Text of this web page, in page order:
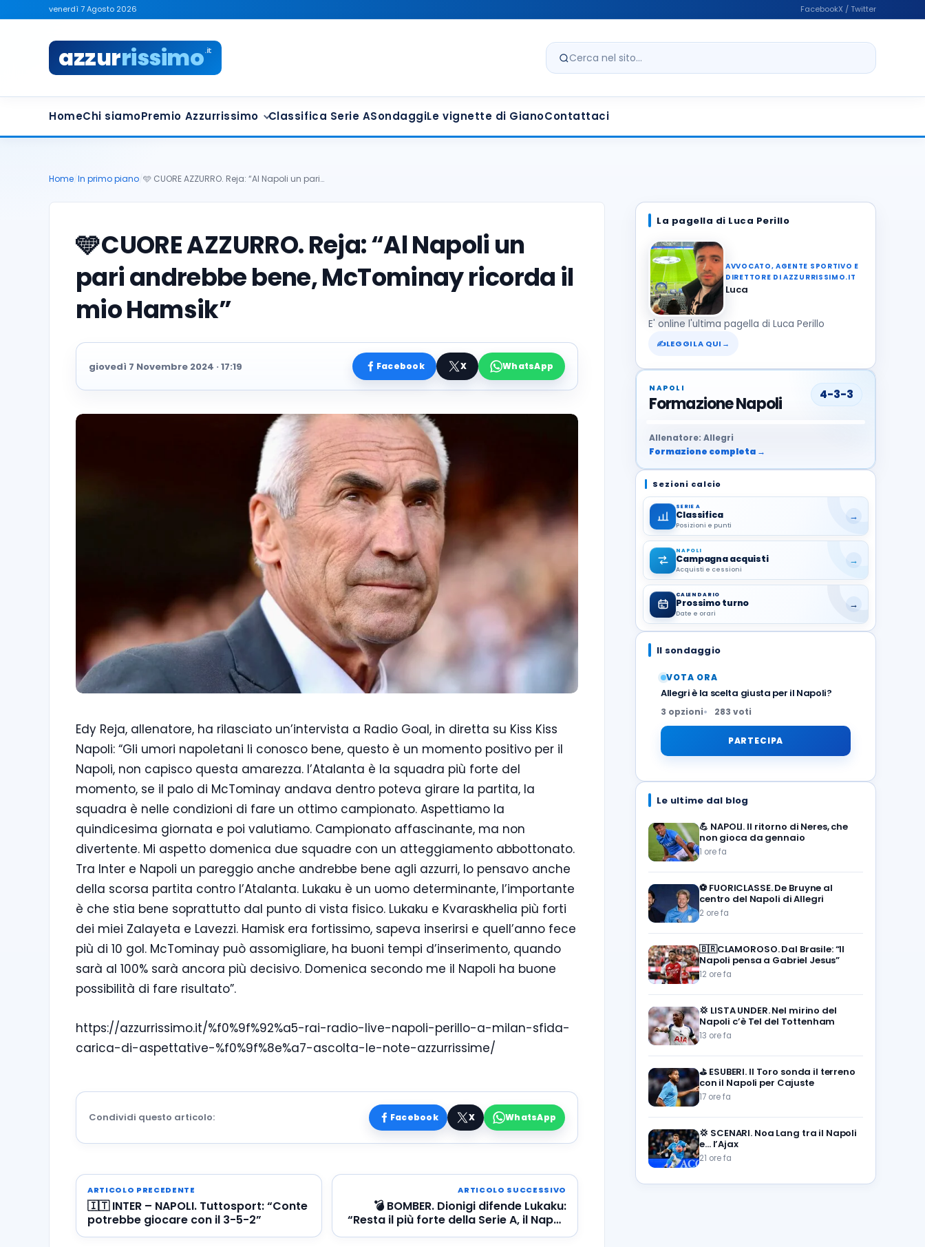
venerdì 7 Agosto 2026 FacebookX / Twitter
azzurrissimo.it
Cerca nel sito
HomeChi siamoPremio Azzurrissimo Classifica Serie ASondaggiLe vignette di GianoContattaci
Home In primo piano 🩵 CUORE AZZURRO. Reja: “Al Napoli un pari…
🩵CUORE AZZURRO. Reja: “Al Napoli un
pari andrebbe bene, McTominay ricorda il
mio Hamsik”
giovedì 7 Novembre 2024 · 17:19 Facebook X WhatsApp
Edy Reja, allenatore, ha rilasciato un’intervista a Radio Goal, in diretta su Kiss Kiss
Napoli: “Gli umori napoletani li conosco bene, questo è un momento positivo per il
Napoli, non capisco questa amarezza. l’Atalanta è la squadra più forte del
momento, se il palo di McTominay andava dentro poteva girare la partita, la
squadra è nelle condizioni di fare un ottimo campionato. Aspettiamo la
quindicesima giornata e poi valutiamo. Campionato affascinante, ma non
divertente. Mi aspetto domenica due squadre con un atteggiamento abbottonato.
Tra Inter e Napoli un pareggio anche andrebbe bene agli azzurri, lo pensavo anche
della scorsa partita contro l’Atalanta. Lukaku è un uomo determinante, l’importante
è che stia bene soprattutto dal punto di vista fisico. Lukaku e Kvaraskhelia più forti
dei miei Zalayeta e Lavezzi. Hamisk era fortissimo, sapeva inserirsi e quell’anno fece
più di 10 gol. McTominay può assomigliare, ha buoni tempi d’inserimento, quando
sarà al 100% sarà ancora più decisivo. Domenica secondo me il Napoli ha buone
possibilità di fare risultato”.
https://azzurrissimo.it/%f0%9f%92%a5-rai-radio-live-napoli-perillo-a-milan-sfida-
carica-di-aspettative-%f0%9f%8e%a7-ascolta-le-note-azzurrissime/
Condividi questo articolo: Facebook X WhatsApp
ARTICOLO PRECEDENTE
🇮🇹 INTER – NAPOLI. Tuttosport: “Conte
potrebbe giocare con il 3-5-2”
ARTICOLO SUCCESSIVO
💣 BOMBER. Dionigi difende Lukaku:
“Resta il più forte della Serie A, il Napoli
deve solo dargli tempo”
La pagella di Luca Perillo
AVVOCATO, AGENTE SPORTIVO E
DIRETTORE DI AZZURRISSIMO.IT
Luca
E' online l'ultima pagella di Luca Perillo
✍LEGGILA QUI →
NAPOLI
Formazione Napoli 4-3-3
Allenatore: Allegri
Formazione completa →
Sezioni calcio
SERIE A
Classifica
Posizioni e punti
→
NAPOLI
Campagna acquisti
Acquisti e cessioni
→
CALENDARIO
Prossimo turno
Date e orari
→
Il sondaggio
VOTA ORA
Allegri è la scelta giusta per il Napoli?
3 opzioni 283 voti
PARTECIPA
Le ultime dal blog
💪 NAPOLI. Il ritorno di Neres, che
non gioca da gennaio
1 ore fa
⚽️ FUORICLASSE. De Bruyne al
centro del Napoli di Allegri
2 ore fa
🇧🇷CLAMOROSO. Dal Brasile: “Il
Napoli pensa a Gabriel Jesus”
12 ore fa
💢 LISTA UNDER. Nel mirino del
Napoli c’è Tel del Tottenham
13 ore fa
⛳ ESUBERI. Il Toro sonda il terreno
con il Napoli per Cajuste
17 ore fa
💢 SCENARI. Noa Lang tra il Napoli
e… l’Ajax
21 ore fa